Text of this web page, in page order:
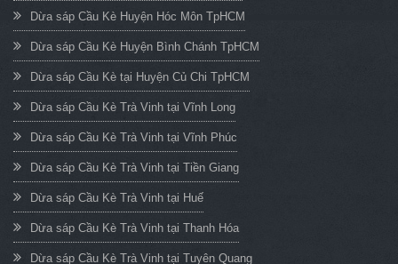
Dừa sáp Cầu Kè Huyện Hóc Môn TpHCM
Dừa sáp Cầu Kè Huyện Bình Chánh TpHCM
Dừa sáp Cầu Kè tại Huyện Củ Chi TpHCM
Dừa sáp Cầu Kè Trà Vinh tại Vĩnh Long
Dừa sáp Cầu Kè Trà Vinh tại Vĩnh Phúc
Dừa sáp Cầu Kè Trà Vinh tại Tiền Giang
Dừa sáp Cầu Kè Trà Vinh tại Huế
Dừa sáp Cầu Kè Trà Vinh tại Thanh Hóa
Dừa sáp Cầu Kè Trà Vinh tại Tuyên Quang